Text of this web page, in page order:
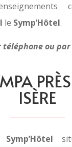
le Symp’Hôtel.
téléphone ou
ISÈRE
Symp’Hôtel